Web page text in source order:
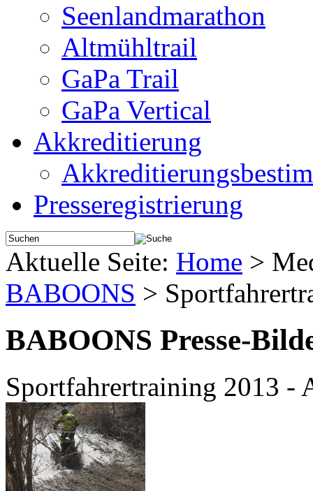
Seenlandmarathon
Altmühltrail
GaPa Trail
GaPa Vertical
Akkreditierung
Presseregistrierung
Aktuelle Seite: Home >
BABOONS >
BABOONS Presse-
Sportfahrertraining 2013 -